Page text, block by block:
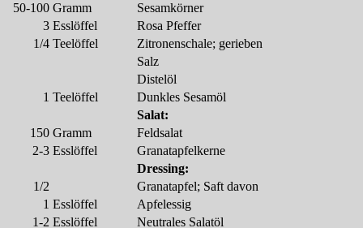
50-100 Gramm
Sesamkörner
3 Esslöffel
Rosa Pfeffer
1/4 Teelöffel
Zitronenschale; gerieben
Salz
Distelöl
1 Teelöffel
Dunkles Sesamöl
Salat:
150 Gramm
Feldsalat
2-3 Esslöffel
Granatapfelkerne
Dressing:
1/2
Granatapfel; Saft davon
1 Esslöffel
Apfelessig
1-2 Esslöffel Neutrales Salatöl